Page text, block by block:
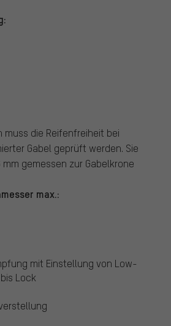
muss die Reifenfreiheit bei
Gabel geprüft werden. Sie
gemessen zur Gabelkrone
max.:
mit Einstellung von Low-
Lock